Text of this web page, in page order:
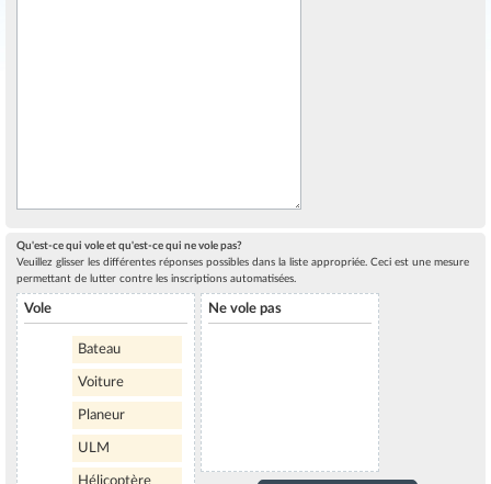
Qu'est-ce qui vole et qu'est-ce qui ne vole pas?
Veuillez glisser les différentes réponses possibles dans la liste appropriée. Ceci est une mesure
permettant de lutter contre les inscriptions automatisées.
Vole
Bateau
Voiture
Planeur
ULM
Ne vole pas